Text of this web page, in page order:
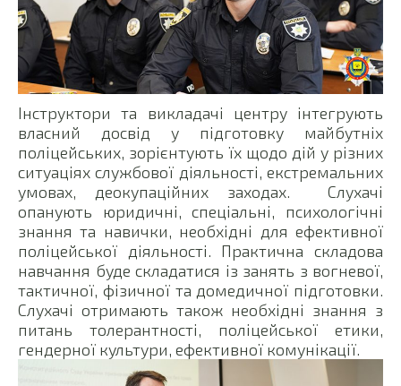
Інструктори та викладачі центру інтегрують
власний досвід у підготовку майбутніх
поліцейських, зорієнтують їх щодо дій у різних
ситуаціях службової діяльності, екстремальних
умовах, деокупаційних заходах. Слухачі
опанують юридичні, спеціальні, психологічні
знання та навички, необхідні для ефективної
поліцейської діяльності. Практична складова
навчання буде складатися із занять з вогневої,
тактичної, фізичної та домедичної підготовки.
Слухачі отримають також необхідні знання з
питань толерантності, поліцейської етики,
гендерної культури, ефективної комунікації.